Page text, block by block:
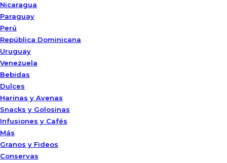
Nicaragua
Paraguay
Perú
República Dominicana
Uruguay
Venezuela
Bebidas
Dulces
Harinas y Avenas
Snacks y Golosinas
Infusiones y Cafés
Más
Granos y Fideos
Conservas